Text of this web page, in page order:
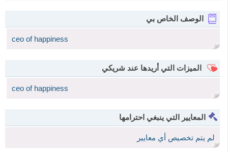
الوصف الخاص بي
ceo of happiness
الميزات التي أريدها عند شريكي
ceo of happiness
المعايير التي ينبغي احترامها
لم يتم تخصيص أي معايير